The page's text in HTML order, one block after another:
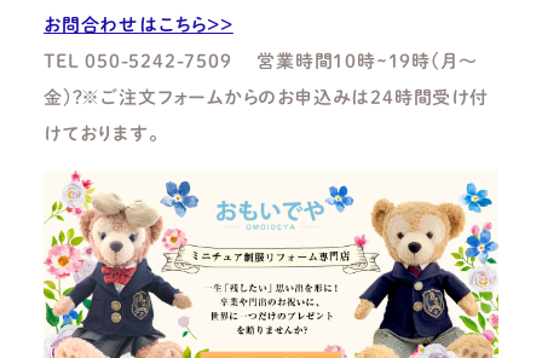
お問合わせはこちら>>
TEL 050-5242-7509 営業時間10時~19時(月～
金)?※ご注文フォームからのお申込みは24時間受け付
けております。